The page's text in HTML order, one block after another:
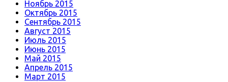
Ноябрь 2015
Октябрь 2015
Сентябрь 2015
Август 2015
Июль 2015
Июнь 2015
Май 2015
Апрель 2015
Март 2015